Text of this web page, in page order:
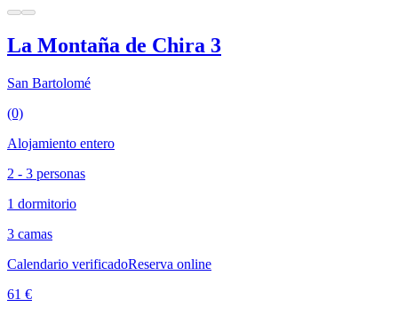
La Montaña de Chira 3
San Bartolomé
(0)
Alojamiento entero
2 - 3 personas
1 dormitorio
3 camas
Calendario verificadoReserva online
61 €